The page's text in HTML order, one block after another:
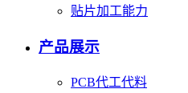
贴片加工能力
产品展示
PCB代工代料